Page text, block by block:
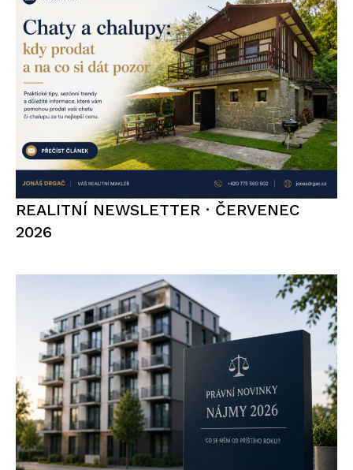
REALITNÍ NEWSLETTER · ČERVENEC
2026